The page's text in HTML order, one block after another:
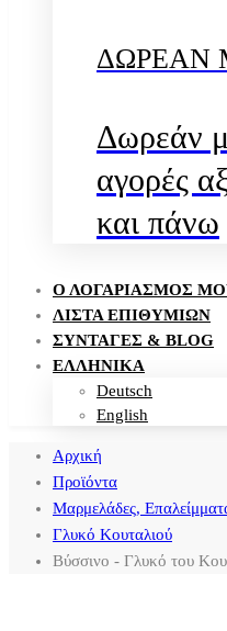
ΔΩΡΕΑΝ
Δωρεάν
αγορές
και πάνω
Ο ΛΟΓΑΡΙΑΣΜΌΣ
ΛΊΣΤΑ ΕΠΙΘΥΜΙΏΝ
ΣΥΝΤΑΓΈΣ & BLOG
ΕΛΛΗΝΙΚΑ
Deutsch
English
Αρχική
Προϊόντα
Μαρμελάδες,
Γλυκό Κουταλιού
Βύσσινο - Γλυκό του